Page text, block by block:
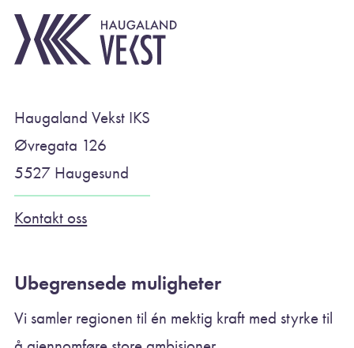
Haugaland Vekst IKS
Øvregata 126
5527 Haugesund
Kontakt oss
Ubegrensede muligheter
Vi samler regionen til én mektig kraft med styrke til